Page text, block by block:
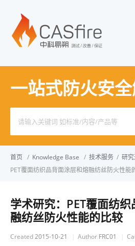
一站式防火安
for:
首页 / Knowledge Base / 技术服务 / 研
PET覆面纺织品背面涂层和熔融纺丝防火性能
学术研究：PET覆面纺
融纺丝防火性能的比较
Created2015-10-21 Author FRC01